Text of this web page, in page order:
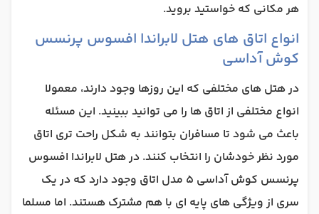
هر مکانی که خواستید بروید.
انواع اتاق های هتل لابراندا افسوس پرنسس
کوش آداسی
در هتل های مختلفی که این روزها وجود دارند، معمولا
انواع مختلفی از اتاق ها را می توانید ببینید. این مسئله
باعث می شود تا مسافران بتوانند به شکل راحت تری اتاق
مورد نظر خودشان را انتخاب کنند. در هتل لابراندا افسوس
پرنسس کوش آداسی 5 مدل اتاق وجود دارد که در یک
سری از ویژگی های پایه ای با هم مشترک هستند. اما مسلما